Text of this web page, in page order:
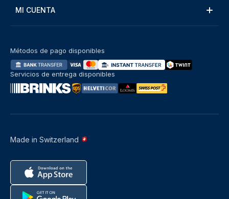
MI CUENTA
Made in Switzerland
Métodos de pago disponibles
Servicios de entrega disponibles